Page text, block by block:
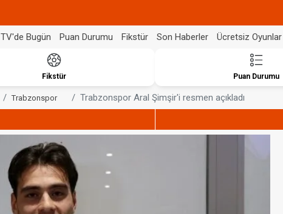
TV'de Bugün Puan Durumu Fikstür Son Haberler Ücretsiz Oyunlar
Fikstür Puan Durumu
Trabzonspor Trabzonspor Aral Şimşir'i resmen açıkladı